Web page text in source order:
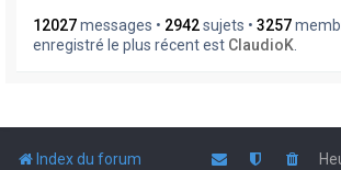
12027messages • 2942sujets • 3257
enregistré le plus récent est ClaudioK
Index du forum